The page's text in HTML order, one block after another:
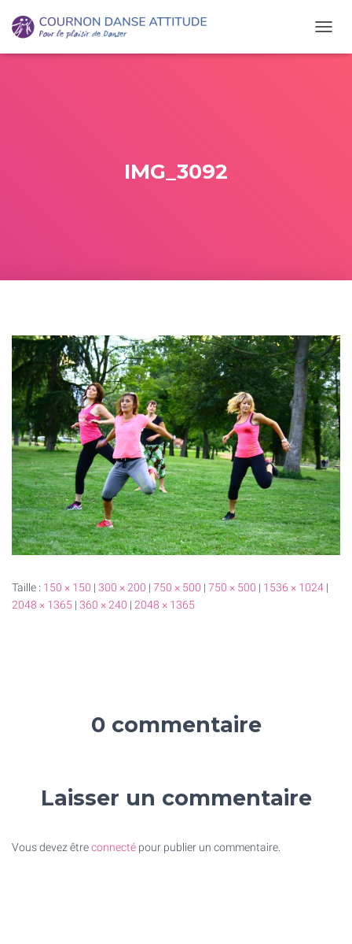
U
A
A
T
I
O
N
IMG_3092
Taille : 150 × 150 | 300 × 200 | 750 × 500 | 750 × 500 | 1536 × 1024 |
2048 × 1365 | 360 × 240 | 2048 × 1365
0 commentaire
Laisser un commentaire
Vous devez êtreconnecté pour publier un commentaire.